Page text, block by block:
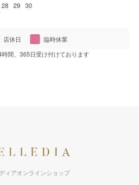
28 29 30
店休日
臨時休業
間、365日受け付けております
ィアオンラインショップ